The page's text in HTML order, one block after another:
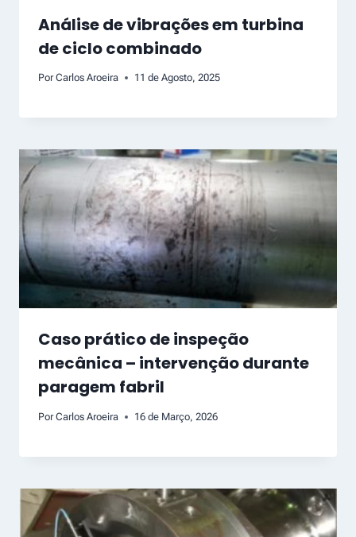
Análise de vibrações em turbina
de ciclo combinado
Por Carlos Aroeira 11 de Agosto, 2025
Caso prático de inspeção
mecânica – intervenção durante
paragem fabril
Por Carlos Aroeira 16 de Março, 2026